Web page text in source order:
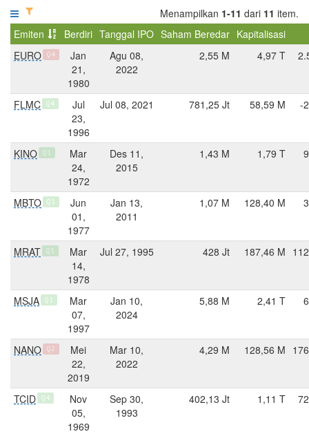
Menampilkan 1-11 dari 11 item.
Emiten
Berdiri Tanggal IPO Saham Beredar Kapitalisasi
EURO
Q4
Jan
21,
1980
Agu 08,
2022
2,55 M 4,97 T
FLMC Q4
Jul
23,
1996
Jul 08, 2021 781,25 Jt 58,59 M -
KINO Q1
Mar
24,
1972
Des 11,
2015
1,43 M 1,79 T
MBTO Q1
Jun
01,
1977
Jan 13,
2011
1,07 M 128,40 M
MRAT Q1
Mar
14,
1978
Jul 27, 1995 428 Jt 187,46 M
MSJA Q1
Mar
07,
1997
Jan 10,
2024
5,88 M 2,41 T
NANO Q2
Mei
22,
2019
Mar 10,
2022
4,29 M 128,56 M
TCID Q4
Nov
05,
1969
Sep 30,
1993
402,13 Jt 1,11 T